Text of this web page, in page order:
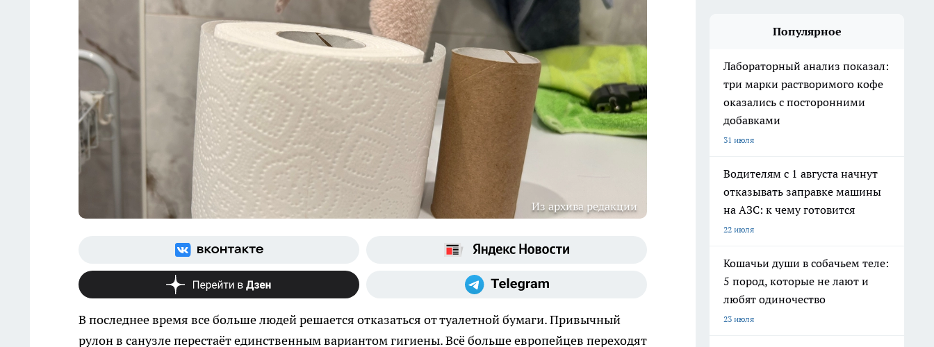
Из архива редакции
В последнее время все больше людей решается отказаться от туалетной бумаги. Привычный
рулон в санузле перестаёт единственным вариантом гигиены. Всё больше европейцев переходят
Популярное
Лабораторный анализ показал:
три марки растворимого кофе
оказались с посторонними
добавками
31 июля
Водителям с 1 августа начнут
отказывать заправке машины
на АЗС: к чему готовится
22 июля
Кошачьи души в собачьем теле:
5 пород, которые не лают и
любят одиночество
23 июля